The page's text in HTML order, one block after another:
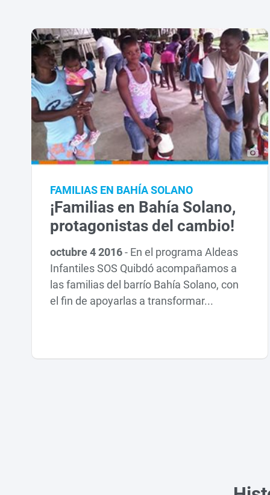
FAMILIAS EN BAHÍA SOLANO
¡Familias en Bahía Solano,
protagonistas del cambio!
octubre 4 2016- En el programa Aldeas
Infantiles SOS Quibdó acompañamos a
las familias del barrío Bahía Solano, con
el fin de apoyarlas a transformar...